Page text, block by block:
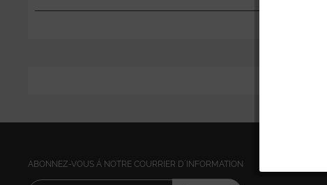
ABONNEZ-VOUS Á NOTRE COURRIER D´INFORMATION